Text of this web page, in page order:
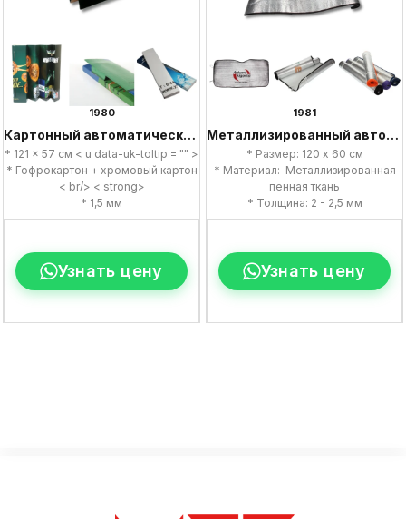
1980
Картонный автоматический солнцезащитный козырек
* 121 x 57 см < u data-uk-toltip = "" >
* Гофрокартон + хромовый картон
< br/> < strong>
* 1,5 мм
Узнать цену
1981
Металлизированный автоматический солнцезащитный козырек
* Размер: 120 x 60 см
* Материал: Металлизированная
пенная ткань
* Толщина: 2 - 2,5 мм
Узнать цену